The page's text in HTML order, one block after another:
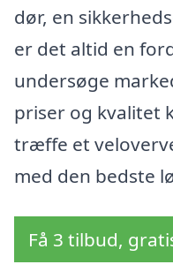
dør, en
er det altid en
undersøge
priser og kvalitet
træffe et
med den bedste
Få 3 tilbud,